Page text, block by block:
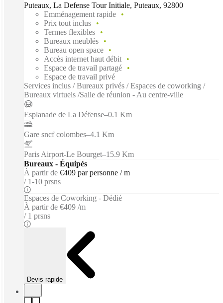
Puteaux, La Defense Tour Initiale, Puteaux, 92800
Emménagement rapide
Prix tout inclus
Termes flexibles
Bureaux meublés
Bureau open space
Accès internet haut débit
Espace de travail partagé
Espace de travail privé
Services inclus / Bureaux privés / Espaces de coworking /
Bureaux virtuels /Salle de réunion - Au centre-ville
Esplanade de La Défense–0.1 Km
Gare sncf colombes–4.1 Km
Paris Airport-Le Bourget–15.9 Km
Bureaux - Équipés
À partir de €409 par personne / m
1-10 prsns
Espaces de Coworking - Dédié
À partir de €409 /m
1 prsns
Devis rapide